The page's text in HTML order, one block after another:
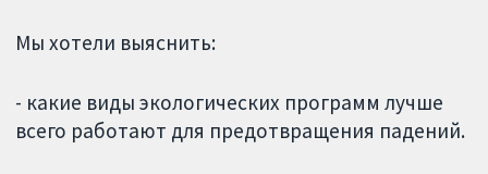
Мы хотели выяснить:
- какие виды экологических программ лучше
всего работают для предотвращения падений.